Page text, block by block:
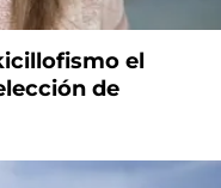
el
de